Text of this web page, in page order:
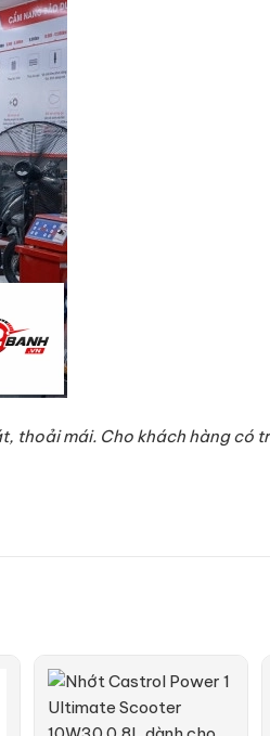
thoải mái. Cho khách hàng có